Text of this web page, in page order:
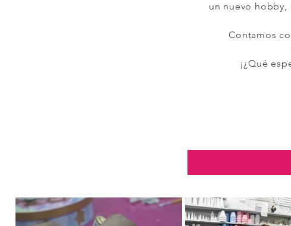
un nuevo hobby,
Contamos
¡¿Qué